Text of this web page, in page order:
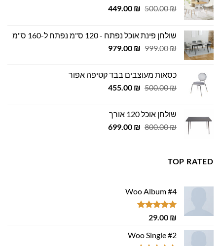
500.00₪
המחיר
500.00 ₪.
449.00 ₪
המחיר
449.00 ₪.שולחן פינת אוכל נפתח - 120 ס"מ נפתח ל-160 ס"מ
999.00₪
המחיר
999.00 ₪.
979.00 ₪
המחיר
979.00 ₪.
כסאות מעוצבים בבד קטיפה אפור
500.00₪
המחיר
500.00 ₪.
455.00 ₪
המחיר
שולחן אוכל 120 אורך
800.00₪
המחיר
699.00 ₪
המחיר
TOP RATED
Woo Album #4
דורג5.00
29.00 ₪
Woo Single #2